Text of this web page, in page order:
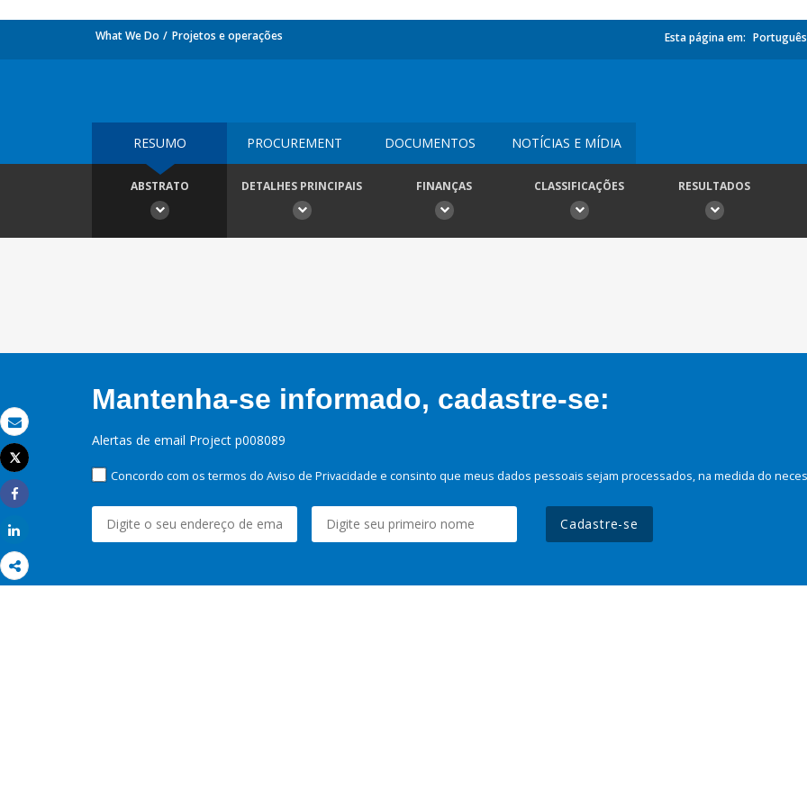
Email
Imprimir
Tweet
Share
What We Do Projetos e operações Esta página em: Português
RESUMO PROCUREMENT DOCUMENTOS NOTÍCIAS E MÍDIA
ABSTRATO DETALHES PRINCIPAIS FINANÇAS CLASSIFICAÇÕES RESULTADOS
Mantenha-se informado, cadastre-se:
Alertas de email Project p008089
Concordo com os termos do Aviso de Privacidade e consinto que meus dados pessoais sejam processados, na medida do
Cadastre-se